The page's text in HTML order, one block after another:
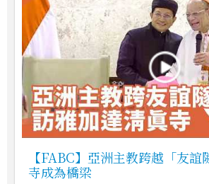
【FABC】亞洲主教跨越「友誼
寺成為橋梁